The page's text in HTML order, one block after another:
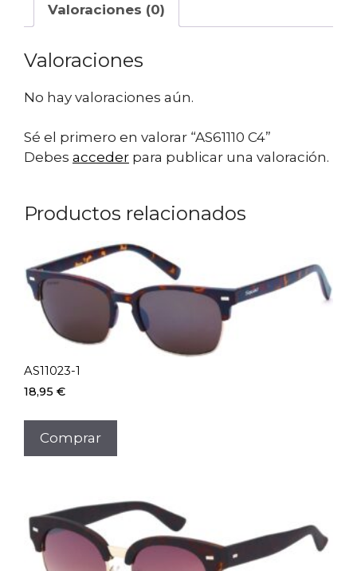
Valoraciones (0)
Valoraciones
No hay valoraciones aún.
Sé el primero en valorar “AS61110 C4”
Debes acceder para publicar una valoración.
Productos relacionados
AS11023-1
18,95 €
Comprar